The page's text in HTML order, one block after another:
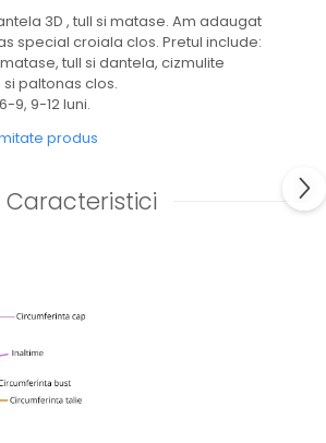
3D , tull si matase. Am adaugat
special croiala clos. Pretul include:
tull si dantela, cizmulite
paltonas clos.
9, 9-12 luni.
produs
Caracteristici